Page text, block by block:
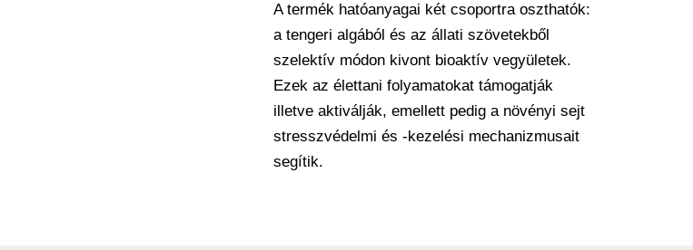
A termék hatóanyagai két csoportra oszthatók:
a tengeri algából és az állati szövetekből
szelektív módon kivont bioaktív vegyületek.
Ezek az élettani folyamatokat támogatják
illetve aktiválják, emellett pedig a növényi sejt
stresszvédelmi és -kezelési mechanizmusait
segítik.